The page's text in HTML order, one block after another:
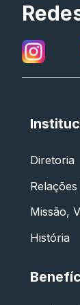
Diretoria
Missão,
História